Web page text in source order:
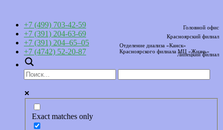
+7 (499) 703-42-59 Головной офис
+7 (391) 204-63-69 Красноярский филиал
+7 (391) 204–65–05
Отделение диализа «Канск»
Красноярского филиала МЦ «Жизнь»
+7 (4742) 52-20-87 Липецкий филиал
Exact matches only